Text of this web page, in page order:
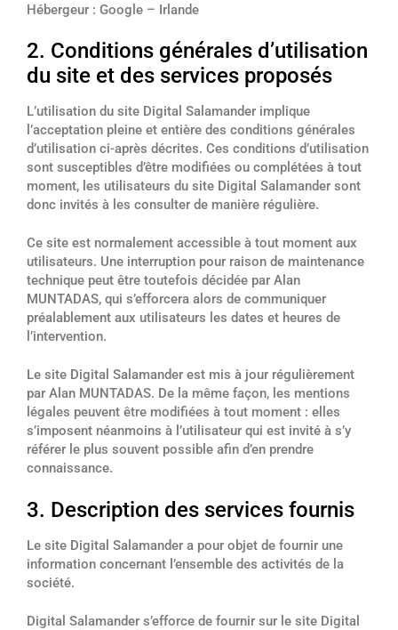
Hébergeur : Google – Irlande
2. Conditions générales d’utilisation
du site et des services proposés
L’utilisation du site Digital Salamander implique
l’acceptation pleine et entière des conditions générales
d’utilisation ci-après décrites. Ces conditions d’utilisation
sont susceptibles d’être modifiées ou complétées à tout
moment, les utilisateurs du site Digital Salamander sont
donc invités à les consulter de manière régulière.
Ce site est normalement accessible à tout moment aux
utilisateurs. Une interruption pour raison de maintenance
technique peut être toutefois décidée par Alan
MUNTADAS, qui s’efforcera alors de communiquer
préalablement aux utilisateurs les dates et heures de
l’intervention.
Le site Digital Salamander est mis à jour régulièrement
par Alan MUNTADAS. De la même façon, les mentions
légales peuvent être modifiées à tout moment : elles
s’imposent néanmoins à l’utilisateur qui est invité à s’y
référer le plus souvent possible afin d’en prendre
connaissance.
3. Description des services fournis
Le site Digital Salamander a pour objet de fournir une
information concernant l’ensemble des activités de la
société.
Digital Salamander s’efforce de fournir sur le site Digital